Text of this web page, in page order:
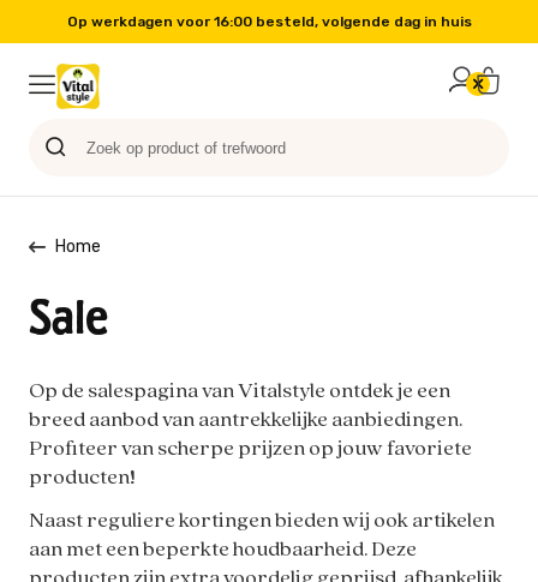
Op werkdagen voor 16:00 besteld, volgende dag in huis
Home
Sale
Op de salespagina van Vitalstyle ontdek je een
breed aanbod van aantrekkelijke aanbiedingen.
Profiteer van scherpe prijzen op jouw favoriete
producten!
Naast reguliere kortingen bieden wij ook artikelen
aan met een beperkte houdbaarheid. Deze